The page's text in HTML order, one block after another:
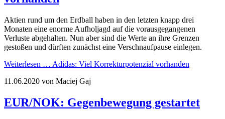
Aktien rund um den Erdball haben in den letzten knapp drei
Monaten eine enorme Aufholjagd auf die vorausgegangenen
Verluste abgehalten. Nun aber sind die Werte an ihre Grenzen
gestoßen und dürften zunächst eine Verschnaufpause einlegen.
Weiterlesen … Adidas: Viel Korrekturpotenzial vorhanden
11.06.2020 von Maciej Gaj
EUR/NOK: Gegenbewegung gestartet